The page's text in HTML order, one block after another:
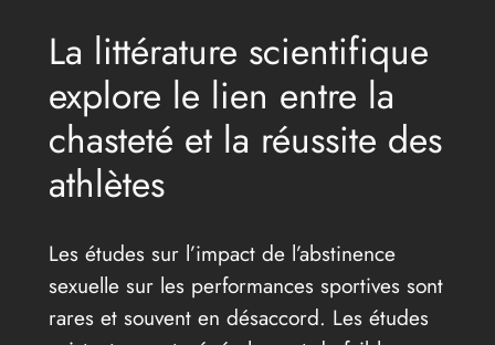
La littérature scientifique
explore le lien entre la
chasteté et la réussite des
athlètes
Les études sur l’impact de l’abstinence
sexuelle sur les performances sportives sont
rares et souvent en désaccord. Les études